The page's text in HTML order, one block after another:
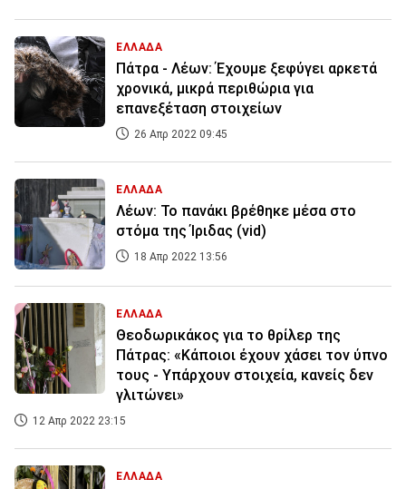
ΕΛΛΑΔΑ
Πάτρα - Λέων: Έχουμε ξεφύγει αρκετά
χρονικά, μικρά περιθώρια για
επανεξέταση στοιχείων
26 Απρ 2022 09:45
ΕΛΛΑΔΑ
Λέων: Το πανάκι βρέθηκε μέσα στο
στόμα της Ίριδας (vid)
18 Απρ 2022 13:56
ΕΛΛΑΔΑ
Θεοδωρικάκος για το θρίλερ της
Πάτρας: «Κάποιοι έχουν χάσει τον ύπνο
τους - Υπάρχουν στοιχεία, κανείς δεν
γλιτώνει»
12 Απρ 2022 23:15
ΕΛΛΑΔΑ